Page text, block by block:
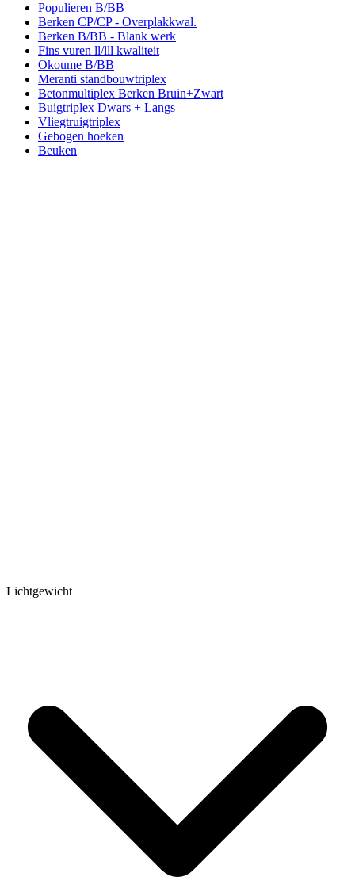
Populieren B/BB
Berken CP/CP - Overplakkwal.
Berken B/BB - Blank werk
Fins vuren ll/lll kwaliteit
Okoume B/BB
Meranti standbouwtriplex
Betonmultiplex Berken Bruin+Zwart
Buigtriplex Dwars + Langs
Vliegtruigtriplex
Gebogen hoeken
Beuken
Lichtgewicht